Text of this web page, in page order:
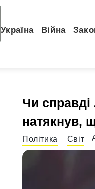
Україна Війна
Чи
натякнув,
Політика Світ